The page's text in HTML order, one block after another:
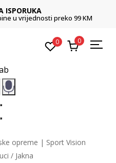
ISPORUKA
u vrijednosti preko 99 KM
0 0
opreme | Sport Vision
Jakna